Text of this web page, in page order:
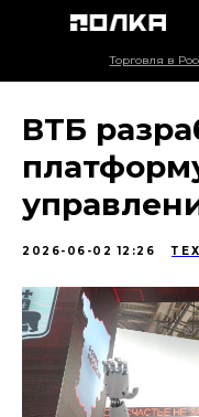
Торговля в
ВТБ
2026-06-02 12:26